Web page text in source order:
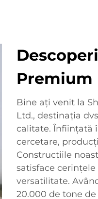
Premium
Bine ați venit la
Ltd., destinația
calitate. Înființată
cercetare,
Construcțiile
satisface
versatilitate.
20.000 de tone